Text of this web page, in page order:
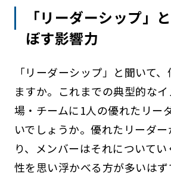
「リーダーシップ」
ぼす影響力
「リーダーシップ」と聞いて
ますか。これまでの典型的な
場・チームに1人の優れたリー
いでしょうか。優れたリーダ
り、メンバーはそれについて
性を思い浮かべる方が多いはず